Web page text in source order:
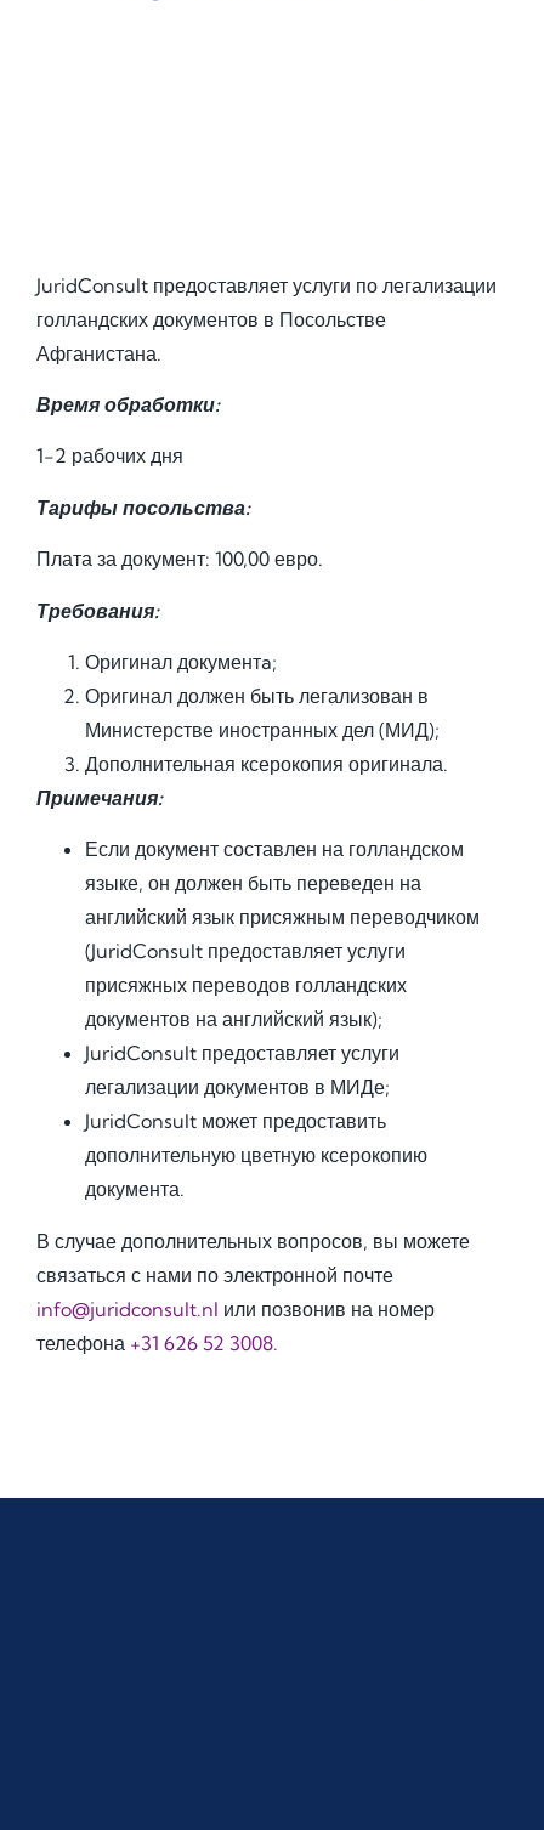
JuridConsult предоставляет услуги по легализации
голландских документов в Посольстве
Афганистана.
Время обработки:
1-2 рабочих дня
Тарифы посольства:
Плата за документ: 100,00 евро.
Требования:
Оригинал документa;
Оригинал должен быть легализован в
Министерстве иностранных дел (МИД);
Дополнительная ксерокопия оригинала.
Примечания:
Если документ составлен на голландском
языке, он должен быть переведен на
английский язык присяжным переводчиком
(JuridConsult предоставляет услуги
присяжных переводов голландских
документов на английский язык);
JuridConsult предоставляет услуги
легализации документов в МИДе;
JuridConsult может предоставить
дополнительную цветную ксерокопию
документа.
В случае дополнительных вопросов, вы можете
связаться с нами по электронной почте
info@juridconsult.nl или позвонив на номер
телефона +31 626 52 3008.